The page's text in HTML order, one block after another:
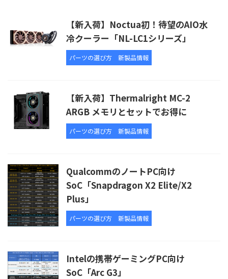
【新入荷】Noctua初！待望のAIO水
冷クーラー「NL-LC1シリーズ」
パーツの選び方 新製品情報
【新入荷】Thermalright MC-2
ARGB メモリとセットでお得に
パーツの選び方 新製品情報
QualcommのノートPC向け
SoC「Snapdragon X2 Elite/X2
Plus」
パーツの選び方 新製品情報
Intelの携帯ゲーミングPC向け
SoC「Arc G3」